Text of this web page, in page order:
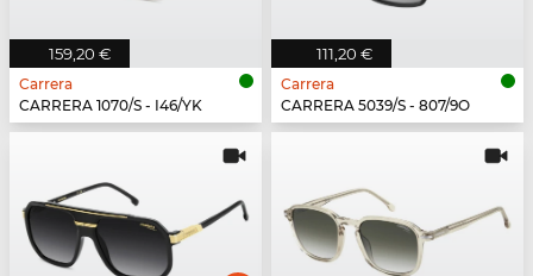
159,20 €
Carrera
CARRERA 1070/S - I46/YK
111,20 €
Carrera
CARRERA 5039/S - 807/9O